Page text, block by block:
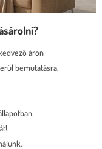
áron
bemutatásra.